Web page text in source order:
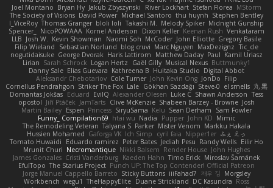
Joel Montano Bryan Hy Jakub Zbyszynski River Lockhart Stefan Florea MStorm
The Society of Visions David Power Michael Santoro thu huynh Stephen Bentley
I_ViceRoy Thomas Granger bloli loli Takashi M. Melody Spiker Midnight Gunship
Spencer_
NicoPOWAAA Kornel Anderson Dixon Keller Keenan Rush Venkataram
LLB Josh W. Kevin Showman Naomi Soh McCoder John Elliotte Gregory Basile
Filip Wieland
Sebastian Norlund blog cruvi Marc Nguyen MaxDezignz Tic_cle
nogutidaisuke George Dvorak Haris Lattirom Matthew Daday Paul Kamil Uriasz
Lirian Sarah Schrock Logan Hertz Gaël Gilly Musical Nexus Buttmunky1
Danny Sale Elias Guevara Kathreena B Huitaka Studio Digital Abbot
Aleksandr Chebotariov Cole Turner John Kevin Ong JonDo Filip
Cornellus Pendrahgon Striker The Fox Lale Gökhan Sazdağı Steve-0 el smells 丸 黒
Domantas Jokšas Eduard EvilQ Alexander Olesen Luke C Shawn Anderson Tess
opostol Jiří Ptáček JamTarts Clive McKenzie Shabeen Barzey - Browne Josh
Martin Bailey Espen Princess SiryuSama Kelu Sean Derham
Sam Fowler
Funny_ Compilation69 htai wu Nadia Pupper John KD Mimic
The Remodeling Veteran Talyana S Parker Mister Venom Markku Hakala
Hussien Mohamed Gaforga VK Ich Simp cyril faia Nipper1er ふぇ えっ
Tomato Huwaidi
Eduardo ramirez Peter Bates Jediah Pesu Randy Wells Eilir Ho
Mrunit Churi Necromantique Nikki Balsem Render House John Hughes
James Gonzales Cristi Vanderburg Kaeden Hahn Timo Erick Miroslav Šamánek
EfulTopo The Starius Project Punch UP: The Top Contender! Official Patreon
Jorge Manuel Cappello Barreto Sticky Buttons iiiFahad7 재우 김
Morgsley
Workbench wegu1 TheHappyElite Duane Strickland DC Kasundra Ross